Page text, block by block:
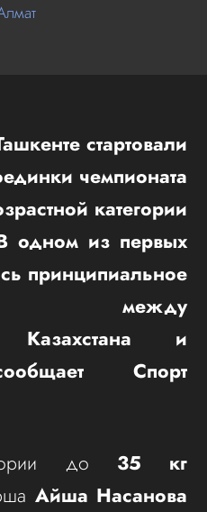
стартовали
чемпионата
категории
одном из первых
принципиальное
между
Казахстана и
Спорт
до 35 кг
Айша Насанова